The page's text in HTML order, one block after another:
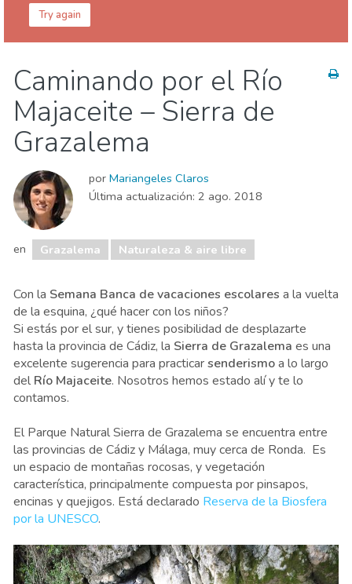
Try again
Naturaleza & aire libre
Caminando por el Río
Majaceite – Sierra de
Grazalema
por Mariangeles Claros
Última actualización: 2 ago. 2018
en Grazalema Naturaleza & aire libre
Con la Semana Banca de vacaciones escolares a la vuelta
de la esquina, ¿qué hacer con los niños?
Si estás por el sur, y tienes posibilidad de desplazarte
hasta la provincia de Cádiz, la Sierra de Grazalema es una
excelente sugerencia para practicarsenderismoa lo largo
del Río Majaceite. Nosotros hemos estado alí y te lo
contamos.
El Parque Natural Sierra de Grazalema se encuentra entre
las provincias de Cádiz y Málaga, muy cerca de Ronda. Es
un espacio de montañas rocosas, y vegetación
característica, principalmente compuesta por pinsapos,
encinas y quejigos. Está declarado Reserva de la Biosfera
por la UNESCO.